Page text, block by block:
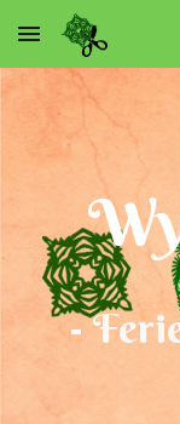
Skip to main content
-